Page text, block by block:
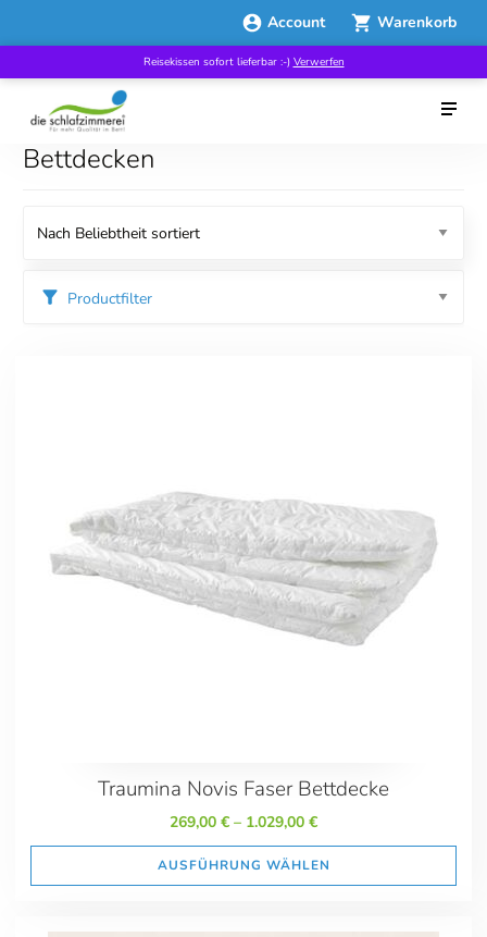
Account Warenkorb
Reisekissen sofort lieferbar :-) Verwerfen
Bettdecken
Productfilter
Sommerbettdecken
Übergangsdecken
Winterbettdecken
Kissen
Marktplatzangebote
Maße
Traumina Novis Faser Bettdecke
269,00 € – 1.029,00 €
AUSFÜHRUNG WÄHLEN